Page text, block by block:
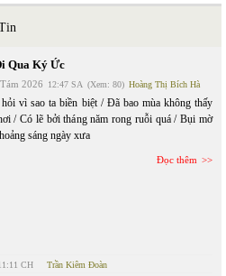
Qua Ký Ức
2026 12:47 SA (Xem: 80) Hoàng Thị Bích Hà
vì sao ta biền biệt / Đã bao mùa không thấy
/ Có lẽ bởi tháng năm rong ruỗi quá / Bụi mờ
sáng ngày xưa
Đọc thêm
CH Trần Kiêm Đoàn